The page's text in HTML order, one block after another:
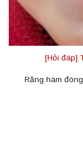
[Hỏi đáp]
Răng hàm